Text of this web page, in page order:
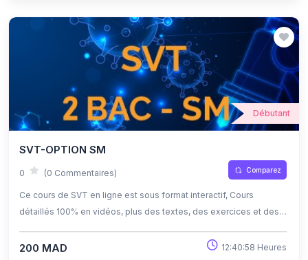
Débutant
SVT-OPTION SM
0 (0 Commentaires) Comparez
Ce cours de SVT en ligne est sous format interactif, Cours
détaillés 100% en vidéos, plus des textes, des exercices et des
d'apprendre à son propre rythme grâce à l'auto-apprentissage et
200 MAD 12:40:58 Heures